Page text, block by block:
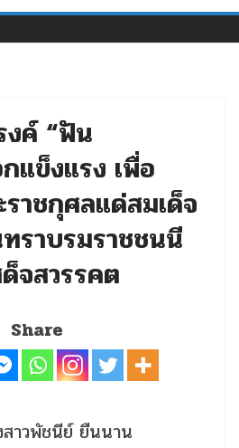
ค์ “ฟัน
แข็งแรง เพื่อ
าชกุศลแด่สมเด็จ
ราบรมราชชนนี
จสวรรคต
Share
สาวพัชนีย์ ยืนนาน